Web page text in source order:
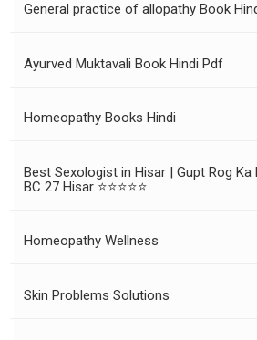
General practice of allopathy Book
Ayurved Muktavali Book Hindi Pdf
Homeopathy Books Hindi
Best Sexologist in Hisar | Gupt Rog Ka
BC 27 Hisar ⭐⭐⭐⭐⭐
Homeopathy Wellness
Skin Problems Solutions